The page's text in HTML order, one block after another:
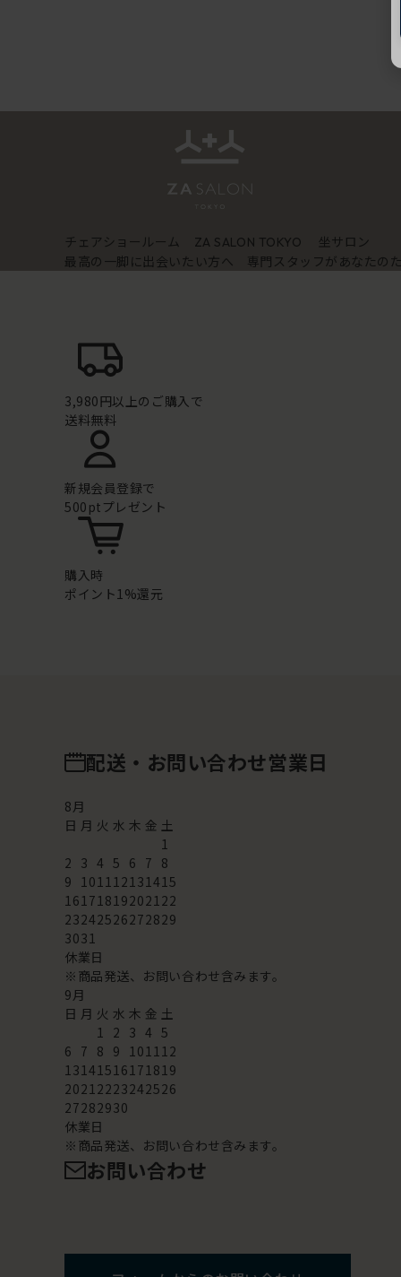
チェアショールーム ZA SALON TOKYO
坐サロン
最高の一脚に出会いたい方へ 専門スタッフがあなたの
3,980円以上のご購入で
送料無料
新規会員登録で
500ptプレゼント
購入時
ポイント1%還元
配送・お問い合わせ営業日
8月
日 月 火 水 木 金 土
1
2 3 4 5 6 7 8
9 101112131415
16171819202122
23242526272829
3031
休業日
※商品発送、お問い合わせ含みます。
9月
日 月 火 水 木 金 土
1 2 3 4 5
6 7 8 9 101112
13141516171819
20212223242526
27282930
休業日
※商品発送、お問い合わせ含みます。
お問い合わせ